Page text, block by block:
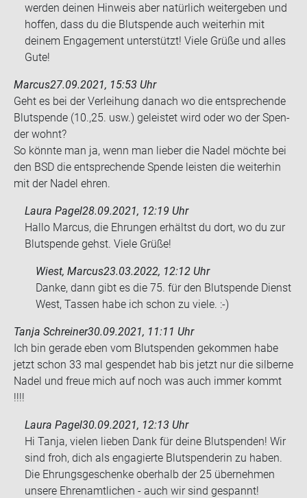
werden deinen Hinweis aber natürlich weitergeben und
hoffen, dass du die Blutspende auch weiterhin mit
deinem Engagement unterstützt! Viele Grüße und alles
Gute!
Marcus27.09.2021, 15:53 Uhr
Geht es bei der Ver­lei­hung da­nach wo die ent­spre­chen­de
Blut­spen­de (10.,25. usw.) ge­leis­tet wird oder wo der Spen­
der wohnt?
So könn­te man ja, wenn man lie­ber die Nadel möch­te bei
den BSD die ent­spre­chen­de Spen­de leis­ten die wei­ter­hin
mit der Nadel ehren.
Laura Pagel28.09.2021, 12:19 Uhr
Hallo Marcus, die Ehrungen erhältst du dort, wo du zur
Blutspende gehst. Viele Grüße!
Wiest, Marcus23.03.2022, 12:12 Uhr
Danke, dann gibt es die 75. für den Blut­spen­de Dienst
West, Tas­sen habe ich schon zu viele. :-)
Tanja Schreiner30.09.2021, 11:11 Uhr
Ich bin ge­ra­de eben vom Blut­spen­den ge­kom­men habe
jetzt schon 33 mal ge­spen­det hab bis jetzt nur die sil­ber­ne
Nadel und freue mich auf noch was auch immer kommt
!!!!
Laura Pagel30.09.2021, 12:13 Uhr
Hi Tanja, vielen lieben Dank für deine Blutspenden! Wir
sind froh, dich als engagierte Blutspenderin zu haben.
Die Ehrungsgeschenke oberhalb der 25 übernehmen
unsere Ehrenamtlichen - auch wir sind gespannt!